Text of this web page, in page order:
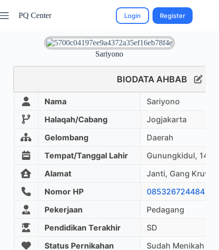
PQ Center Login Register
Sariyono
BIODATA AHBAB
Nama
Sariyono
Halaqah/Cabang
Jogjakarta
Gelombang
Daerah
Tempat/Tanggal Lahir
Gunungkidul, 14
Alamat
Janti, Gang
Nomor HP
085326724484
Pekerjaan
Pedagang
Pendidikan Terakhir
SD
Status Pernikahan
Sudah Menikah